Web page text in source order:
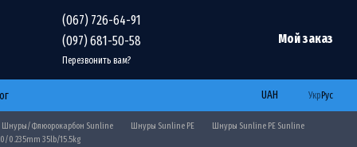
(067) 726-64-91
(097) 681-50-58
Перезвонить вам?
Мой заказ
UAH Укр Рус
Шнуры/Флюорокарбон Sunline Шнуры Sunline PE
Шнуры Sunline PE Sunline
0.235mm 35lb/15.5kg